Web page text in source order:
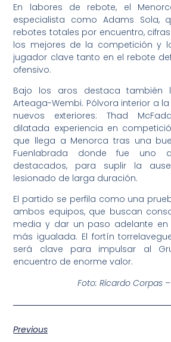
En labores de rebote, el
especialista como Adams Sola,
rebotes totales por encuentro,
los mejores de la competición y
jugador clave tanto en el rebote
ofensivo.
Bajo los aros destaca también
Arteaga-Wembi. Pólvora interior a
nuevos exteriores: Thad
dilatada experiencia en
que llega a Menorca tras una
Fuenlabrada donde fue uno
destacados, para suplir la
lesionado de larga duración.
El partido se perfila como una
ambos equipos, que buscan
media y dar un paso adelante
más igualada. El fortín
será clave para impulsar al
encuentro de enorme valor.
Foto: Ricardo Corpas
Previous